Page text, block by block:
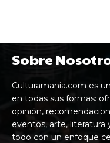
Sobre
Culturamania.com es
en todas sus formas:
opinión,
eventos, arte, literatura
todo con un enfoque